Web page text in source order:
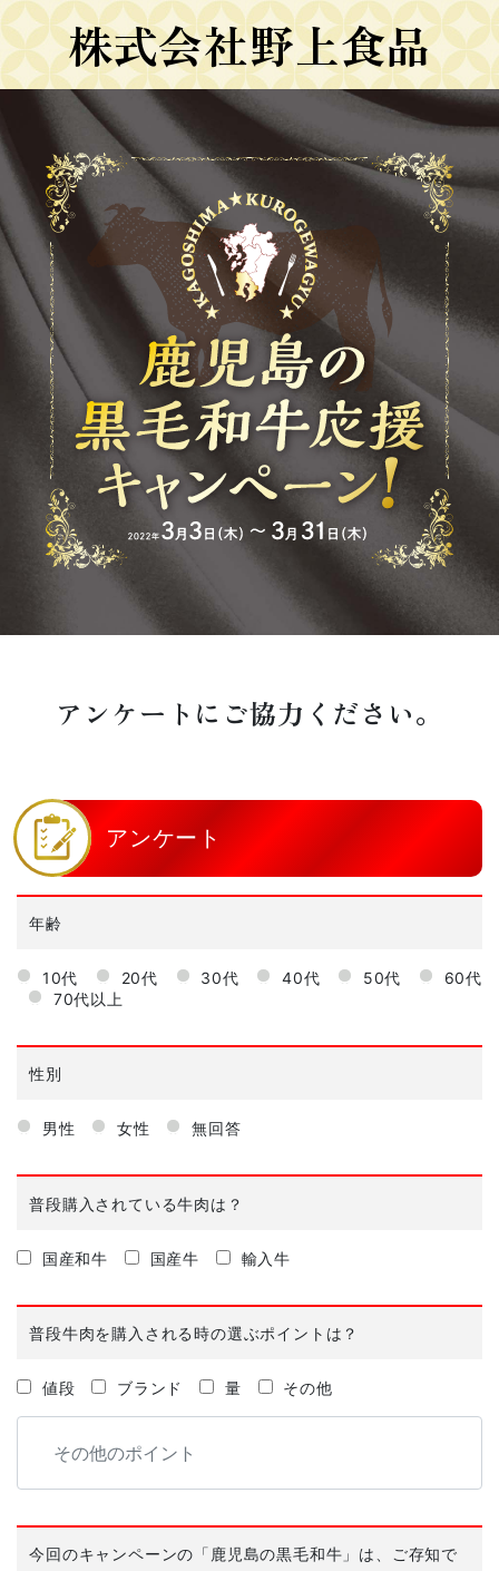
株式会社野上食品
アンケートにご協力ください。
アンケート
年齢
10代 20代 30代 40代 50代
60代
70代以上
性別
男性 女性 無回答
普段購入されている牛肉は？
国産和牛 国産牛 輸入牛
普段牛肉を購入される時の選ぶポイントは？
値段 ブランド 量 その他
今回のキャンペーンの「鹿児島の黒毛和牛」は、 ご存知で